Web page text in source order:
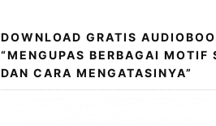
DOWNLOAD GRATIS
“MENGUPAS BERBAGAI MOTIF
DAN CARA MENGATASINYA”